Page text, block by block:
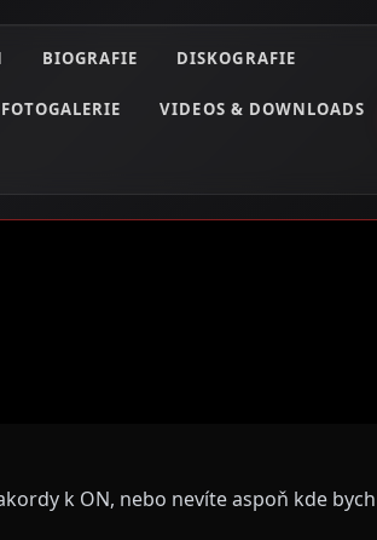
BIOGRAFIE DISKOGRAFIE
FOTOGALERIE VIDEOS & DOWNLOADS
k ON, nebo nevíte aspoň kde